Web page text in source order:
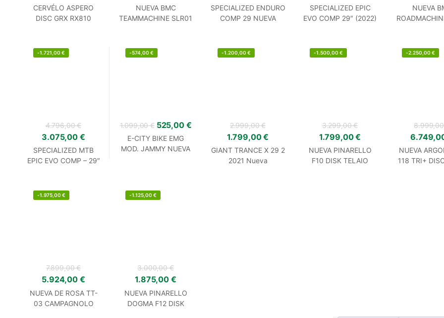
CERVÉLO ASPERO
DISC GRX RX810
NUEVA BMC
TEAMMACHINE SLR01
SPECIALIZED ENDURO
COMP 29 NUEVA
SPECIALIZED EPIC
EVO COMP 29″ (2022)
NUEVA
-1.721,00€
4.796,00€
3.075,00 €
SPECIALIZED MTB
EPIC EVO COMP – 29″
-574,00€
1.099,00€ 525,00 €
E-CITY BIKE EMG
MOD. JAMMY NUEVA
-1.200,00€
2.999,00€
1.799,00€
GIANT TRANCE X 29 2
2021 Nueva
-1.500,00€
3.299,00€
1.799,00€
NUEVA PINARELLO
F10 DISK TELAIO
-2.250,00€
NUEVA
118 TRI+
-1.975,00€
7.899,00€
5.924,00 €
NUEVA DE ROSA TT-
03 CAMPAGNOLO
-1.125,00€
3.000,00€
1.875,00 €
NUEVA PINARELLO
DOGMA F12 DISK